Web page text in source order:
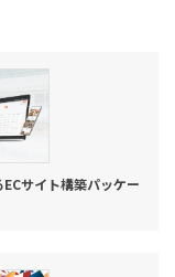
サイト構築パッケー